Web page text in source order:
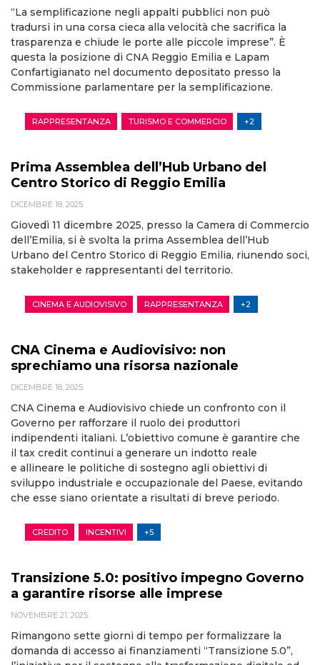
“La semplificazione negli appalti pubblici non può
tradursi in una corsa cieca alla velocità che sacrifica la
trasparenza e chiude le porte alle piccole imprese”. È
questa la posizione di CNA Reggio Emilia e Lapam
Confartigianato nel documento depositato presso la
Commissione parlamentare per la semplificazione.
RAPPRESENTANZA TURISMO E COMMERCIO +2
Prima Assemblea dell’Hub Urbano del
Centro Storico di Reggio Emilia
DICEMBRE 18, 2025
Giovedì 11 dicembre 2025, presso la Camera di Commercio
dell’Emilia, si è svolta la prima Assemblea dell’Hub
Urbano del Centro Storico di Reggio Emilia, riunendo soci,
stakeholder e rappresentanti del territorio.
CINEMA E AUDIOVISIVO RAPPRESENTANZA +2
CNA Cinema e Audiovisivo: non
sprechiamo una risorsa nazionale
DICEMBRE 18, 2025
CNA Cinema e Audiovisivo chiede un confronto con il
Governo per rafforzare il ruolo dei produttori
indipendenti italiani. L’obiettivo comune è garantire che
il tax credit continui a generare un indotto reale
e allineare le politiche di sostegno agli obiettivi di
sviluppo industriale e occupazionale del Paese, evitando
che esse siano orientate a risultati di breve periodo.
CREDITO INCENTIVI +5
Transizione 5.0: positivo impegno Governo
a garantire risorse alle imprese
NOVEMBRE 21, 2025
Rimangono sette giorni di tempo per formalizzare la
domanda di accesso ai finanziamenti “Transizione 5.0”,